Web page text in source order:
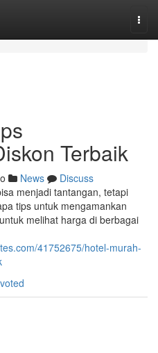
Terbaik
News
Discuss
menjadi tantangan, tetapi
tips untuk mengamankan
melihat harga di berbagai
41752675/hotel-murah-